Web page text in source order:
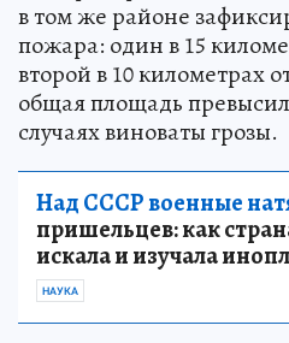
в том же районе
пожара: один в 15
второй в 10 километрах
общая площадь
случаях виноваты грозы.
Над СССР военные
пришельцев: как
искала и изучала
НАУКА